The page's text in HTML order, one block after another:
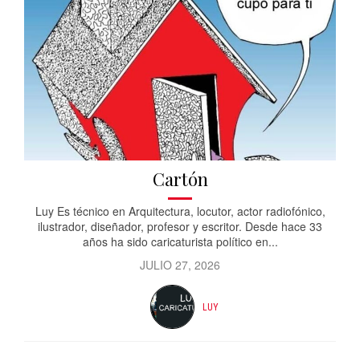
Cartón
Luy Es técnico en Arquitectura, locutor, actor radiofónico,
ilustrador, diseñador, profesor y escritor. Desde hace 33
años ha sido caricaturista político en...
JULIO 27, 2026
LUY